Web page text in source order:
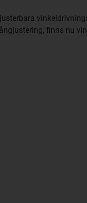
finns nu